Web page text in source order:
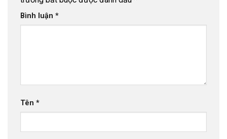
Bình luận *
Tên *